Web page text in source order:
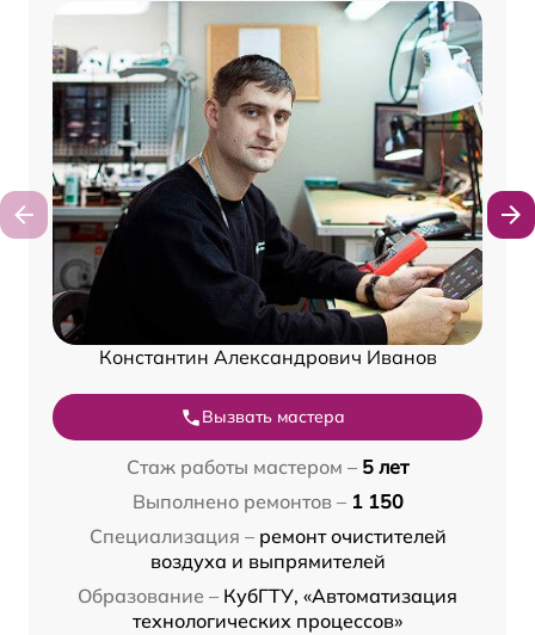
Константин Александрович Иванов
Вызвать мастера
Стаж работы мастером – 5 лет
Выполнено ремонтов – 1 150
Специализация – ремонт очистителей
воздуха и выпрямителей
Образование – КубГТУ, «Автоматизация
технологических процессов»